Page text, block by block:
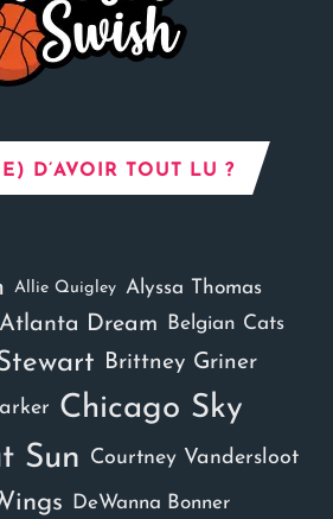
D’AVOIR TOUT LU ?
Allie Quigley Alyssa Thomas
Atlanta Dream Belgian Cats
Brittney Griner
Chicago Sky
Sun
Courtney Vandersloot
DeWanna Bonner